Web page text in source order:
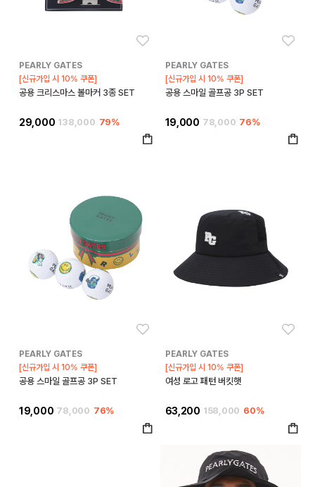
PEARLY GATES
[신규가입 시 10% 쿠폰]
공용 크리스마스 볼마커 3종 SET
29,000 138,000 79%
PEARLY GATES
[신규가입 시 10% 쿠폰]
공용 스마일 골프공 3P SET
19,000 78,000 76%
PEARLY GATES
[신규가입 시 10% 쿠폰]
공용 스마일 골프공 3P SET
19,000 78,000 76%
PEARLY GATES
[신규가입 시 10% 쿠폰]
여성 로고 패턴 버킷햇
63,200 158,000 60%